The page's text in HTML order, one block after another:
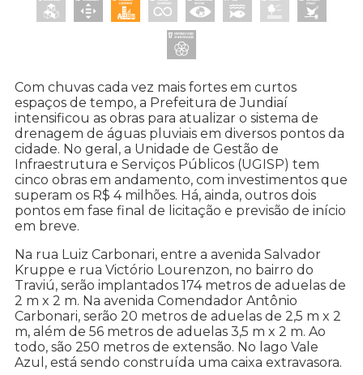
Com chuvas cada vez mais fortes em curtos
espaços de tempo, a Prefeitura de Jundiaí
intensificou as obras para atualizar o sistema de
drenagem de águas pluviais em diversos pontos da
cidade. No geral, a Unidade de Gestão de
Infraestrutura e Serviços Públicos (UGISP) tem
cinco obras em andamento, com investimentos que
superam os R$ 4 milhões. Há, ainda, outros dois
pontos em fase final de licitação e previsão de início
em breve.
Na rua Luiz Carbonari, entre a avenida Salvador
Kruppe e rua Victório Lourenzon, no bairro do
Traviú, serão implantados 174 metros de aduelas de
2 m x 2 m. Na avenida Comendador Antônio
Carbonari, serão 20 metros de aduelas de 2,5 m x 2
m, além de 56 metros de aduelas 3,5 m x 2 m. Ao
todo, são 250 metros de extensão. No lago Vale
Azul, está sendo construída uma caixa extravasora.